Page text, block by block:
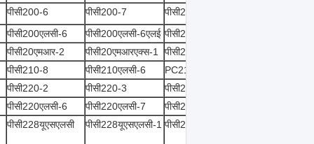
पीसी200-6
पीसी200-7
पीसी200-8
पीसी200एलसी-6
पीसी200एलसी-6एलई पीसी200एलसी-7
पीसी20एमआर-2
पीसी20एमआरएक्स-1
पीसी20आर-8
पीसी210-8
पीसी210एलसी-6
PC210LC-7K
पीसी220-2
पीसी220-3
पीसी220-5
पीसी220एलसी-6
पीसी220एलसी-7
पीसी220एलसी-7एल
पीसी228यूएसएलसी
पीसी228यूएसएलसी-1 पीसी228यूएसएलसी-2